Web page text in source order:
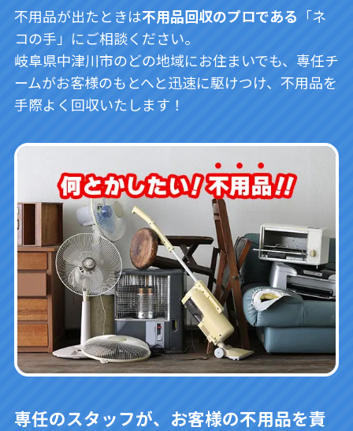
不用品が出たときは不用品回収のプロである 「ネ
コの手」にご相談ください。
岐阜県中津川市のどの地域にお住まいでも、専任チ
ームがお客様のもとへと迅速に駆けつけ、不用品を
手際よく回収いたします！
専任のスタッフが、お客様の不用品を責